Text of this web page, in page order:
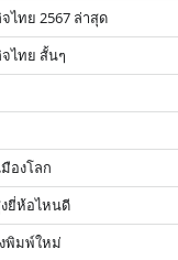
ไทย 2567 ล่าสุด
ไทย สั้นๆ
องโลก
ยี่ห้อไหนดี
พิมพ์ใหม่